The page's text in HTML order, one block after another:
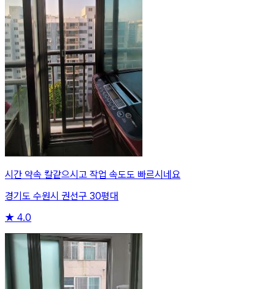
시간 약속 칼같으시고 작업 속도도 빠르시네요
경기도 수원시 권선구 30평대
★ 4.0